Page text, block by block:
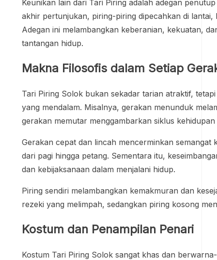
Keunikan lain dari Tari Piring adalah adegan
akhir pertunjukan, piring-piring dipecahkan di
Adegan ini melambangkan keberanian, kekuatan,
tantangan hidup.
Makna Filosofis dalam Setiap
Tari Piring Solok bukan sekadar tarian atraktif,
yang mendalam. Misalnya, gerakan menunduk
gerakan memutar menggambarkan siklus kehidupan
Gerakan cepat dan lincah mencerminkan
dari pagi hingga petang. Sementara itu,
dan kebijaksanaan dalam menjalani hidup.
Piring sendiri melambangkan kemakmuran dan
rezeki yang melimpah, sedangkan piring kosong
Kostum dan Penampilan Penari
Kostum Tari Piring Solok sangat khas dan